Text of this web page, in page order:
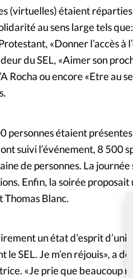
(virtuelles) étaient
au sens large tels
«Donner l’accès à
du SEL, «Aimer son
Rocha ou encore «Etre au
personnes étaient
suivi l’événement, 8 500
de personnes. La
Enfin, la soirée
Blanc.
un état d’esprit
le SEL. Je m’en réjouis», a
«Je prie que beaucoup